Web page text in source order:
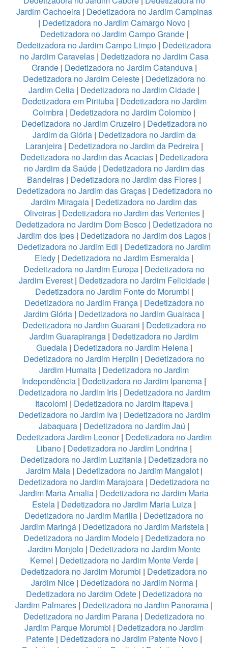
Jardim Cachoeira| Dedetizadora no Jardim Campinas
| Dedetizadora no Jardim Camargo Novo |
Dedetizadora no Jardim Campo Grande|
Dedetizadora no Jardim Campo Limpo | Dedetizadora
no Jardim Caravelas| Dedetizadora no Jardim Casa
Grande| Dedetizadora no Jardim Catanduva|
Dedetizadora no Jardim Celeste| Dedetizadora no
Jardim Celia | Dedetizadora no Jardim Cidade |
Dedetizadora em Pirituba| Dedetizadora no Jardim
Coimbra | Dedetizadora no Jardim Colombo |
Dedetizadora no Jardim Cruzeiro| Dedetizadora no
Jardim da Glória| Dedetizadora no Jardim da
Laranjeira| Dedetizadora no Jardim da Pedreira|
Dedetizadora no Jardim das Acacias| Dedetizadora
no Jardim da Saúde| Dedetizadora no Jardim das
Bandeiras | Dedetizadora no Jardim das Flores |
Dedetizadora no Jardim das Graças| Dedetizadora no
Jardim Miragaia | Dedetizadora no Jardim das
Oliveiras | Dedetizadora no Jardim das Vertentes |
Dedetizadora no Jardim Dom Bosco| Dedetizadora no
Jardim dos Ipes | Dedetizadora no Jardim dos Lagos |
Dedetizadora no Jardim Edi | Dedetizadora no Jardim
Eledy | Dedetizadora no Jardim Esmeralda |
Dedetizadora no Jardim Europa | Dedetizadora no
Jardim Everest| Dedetizadora no Jardim Felicidade|
Dedetizadora no Jardim Fonte do Morumbi |
Dedetizadora no Jardim França| Dedetizadora no
Jardim Glória | Dedetizadora no Jardim Guairaca |
Dedetizadora no Jardim Guarani | Dedetizadora no
Jardim Guarapiranga | Dedetizadora no Jardim
Guedala| Dedetizadora no Jardim Helena|
Dedetizadora no Jardim Herplin | Dedetizadora no
Jardim Humaita | Dedetizadora no Jardim
Independência | Dedetizadora no Jardim Ipanema |
Dedetizadora no Jardim Iris| Dedetizadora no Jardim
Itacolomi | Dedetizadora no Jardim Itapeva |
Dedetizadora no Jardim Iva| Dedetizadora no Jardim
Jabaquara | Dedetizadora no Jardim Jaú |
Dedetizadora Jardim Leonor| Dedetizadora no Jardim
Libano | Dedetizadora no Jardim Londrina |
Dedetizadora no Jardim Luzitania| Dedetizadora no
Jardim Maia| Dedetizadora no Jardim Mangalot|
Dedetizadora no Jardim Marajoara | Dedetizadora no
Jardim Maria Amalia | Dedetizadora no Jardim Maria
Estela | Dedetizadora no Jardim Maria Luiza |
Dedetizadora no Jardim Marilia | Dedetizadora no
Jardim Maringá| Dedetizadora no Jardim Maristela|
Dedetizadora no Jardim Modelo| Dedetizadora no
Jardim Monjolo| Dedetizadora no Jardim Monte
Kemel | Dedetizadora no Jardim Monte Verde |
Dedetizadora no Jardim Morumbi | Dedetizadora no
Jardim Nice| Dedetizadora no Jardim Norma|
Dedetizadora no Jardim Odete| Dedetizadora no
Jardim Palmares | Dedetizadora no Jardim Panorama |
Dedetizadora no Jardim Parana | Dedetizadora no
Jardim Parque Morumbi | Dedetizadora no Jardim
Patente | Dedetizadora no Jardim Patente Novo |